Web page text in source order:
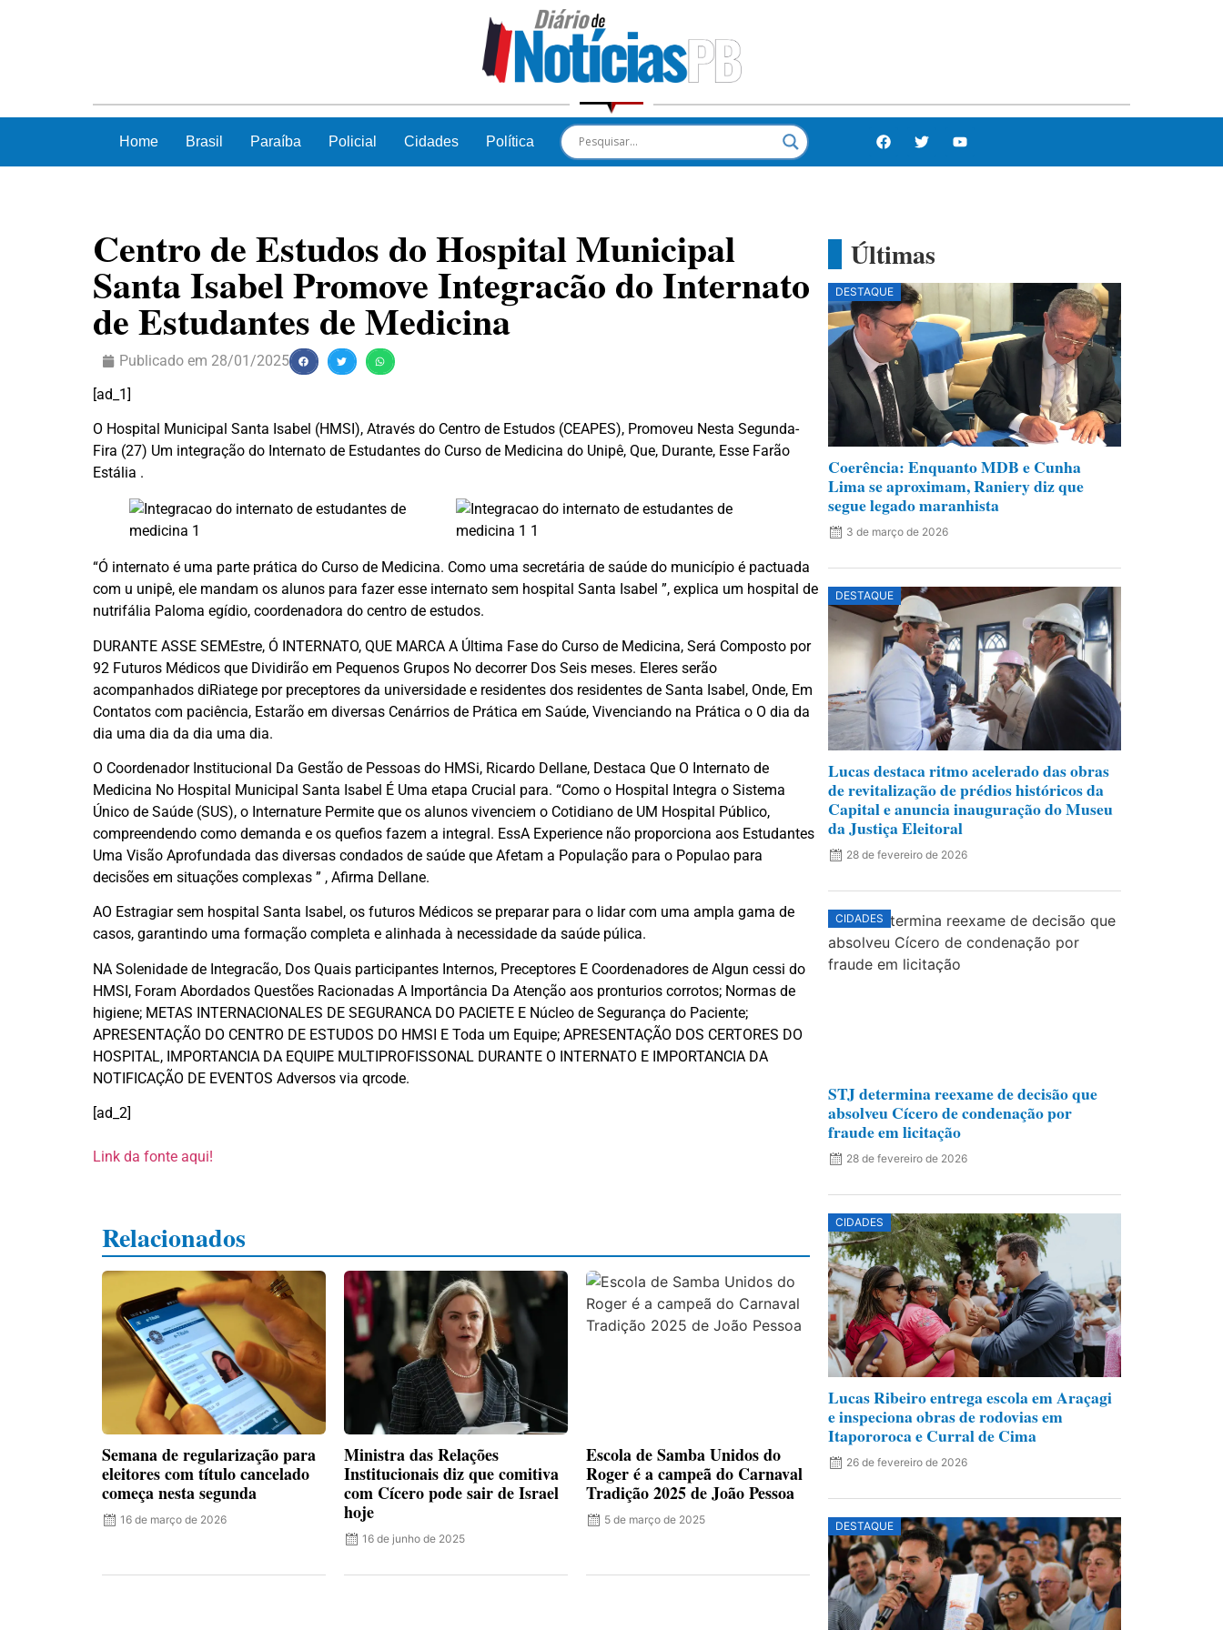
Home Brasil Paraíba Policial Cidades Política
Centro de Estudos do Hospital Municipal
Santa Isabel Promove Integracão do Internato
de Estudantes de Medicina
Publicado em 28/01/2025
[ad_1]
O Hospital Municipal Santa Isabel (HMSI), Através do Centro de Estudos (CEAPES), Promoveu Nesta Segunda-
Fira (27) Um integração do Internato de Estudantes do Curso de Medicina do Unipê, Que, Durante, Esse Farão
Estália .
“Ó internato é uma parte prática do Curso de Medicina. Como uma secretária de saúde do município é pactuada
com u unipê, ele mandam os alunos para fazer esse internato sem hospital Santa Isabel ”, explica um hospital de
nutrifália Paloma egídio, coordenadora do centro de estudos.
DURANTE ASSE SEMEstre, Ó INTERNATO, QUE MARCA A Última Fase do Curso de Medicina, Será Composto por
92 Futuros Médicos que Dividirão em Pequenos Grupos No decorrer Dos Seis meses. Eleres serão
acompanhados diRiatege por preceptores da universidade e residentes dos residentes de Santa Isabel, Onde, Em
Contatos com paciência, Estarão em diversas Cenárrios de Prática em Saúde, Vivenciando na Prática o O dia da
dia uma dia da dia uma dia.
O Coordenador Institucional Da Gestão de Pessoas do HMSi, Ricardo Dellane, Destaca Que O Internato de
Medicina No Hospital Municipal Santa Isabel É Uma etapa Crucial para. “Como o Hospital Integra o Sistema
Único de Saúde (SUS), o Internature Permite que os alunos vivenciem o Cotidiano de UM Hospital Público,
compreendendo como demanda e os quefios fazem a integral. EssA Experience não proporciona aos Estudantes
Uma Visão Aprofundada das diversas condados de saúde que Afetam a População para o Populao para
decisões em situações complexas ” , Afirma Dellane.
AO Estragiar sem hospital Santa Isabel, os futuros Médicos se preparar para o lidar com uma ampla gama de
casos, garantindo uma formação completa e alinhada à necessidade da saúde púlica.
NA Solenidade de Integracão, Dos Quais participantes Internos, Preceptores E Coordenadores de Algun cessi do
HMSI, Foram Abordados Questões Racionadas A Importância Da Atenção aos pronturios corrotos; Normas de
higiene; METAS INTERNACIONALES DE SEGURANCA DO PACIETE E Núcleo de Segurança do Paciente;
APRESENTAÇÃO DO CENTRO DE ESTUDOS DO HMSI E Toda um Equipe; APRESENTAÇÃO DOS CERTORES DO
HOSPITAL, IMPORTANCIA DA EQUIPE MULTIPROFISSONAL DURANTE O INTERNATO E IMPORTANCIA DA
NOTIFICAÇÃO DE EVENTOS Adversos via qrcode.
[ad_2]
Link da fonte aqui!
Relacionados
Semana de regularização para
eleitores com título cancelado
começa nesta segunda
16 de março de 2026
Ministra das Relações
Institucionais diz que comitiva
com Cícero pode sair de Israel
hoje
16 de junho de 2025
Escola de Samba Unidos do
Roger é a campeã do Carnaval
Tradição 2025 de João Pessoa
5 de março de 2025
Últimas
DESTAQUE
Coerência: Enquanto MDB e Cunha
Lima se aproximam, Raniery diz que
segue legado maranhista
3 de março de 2026
DESTAQUE
Lucas destaca ritmo acelerado das obras
de revitalização de prédios históricos da
Capital e anuncia inauguração do Museu
da Justiça Eleitoral
28 de fevereiro de 2026
CIDADES
STJ determina reexame de decisão que
absolveu Cícero de condenação por
fraude em licitação
28 de fevereiro de 2026
CIDADES
Lucas Ribeiro entrega escola em Araçagi
e inspeciona obras de rodovias em
Itapororoca e Curral de Cima
26 de fevereiro de 2026
DESTAQUE